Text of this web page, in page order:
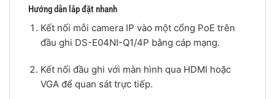
Hướng dẫn lắp đặt nhanh
Kết nối mỗi camera IP vào một cổng PoE trên
đầu ghi DS-E04NI-Q1/4P bằng cáp mạng.
Kết nối đầu ghi với màn hình qua HDMI hoặc
VGA để quan sát trực tiếp.